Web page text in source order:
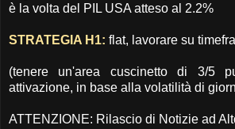
è la volta del PIL USA atteso al 2.2%
STRATEGIA H1: flat, lavorare su
(tenere un'area cuscinetto di 3/5
attivazione, in base alla volatilità di
ATTENZIONE: Rilascio di Notizie ad